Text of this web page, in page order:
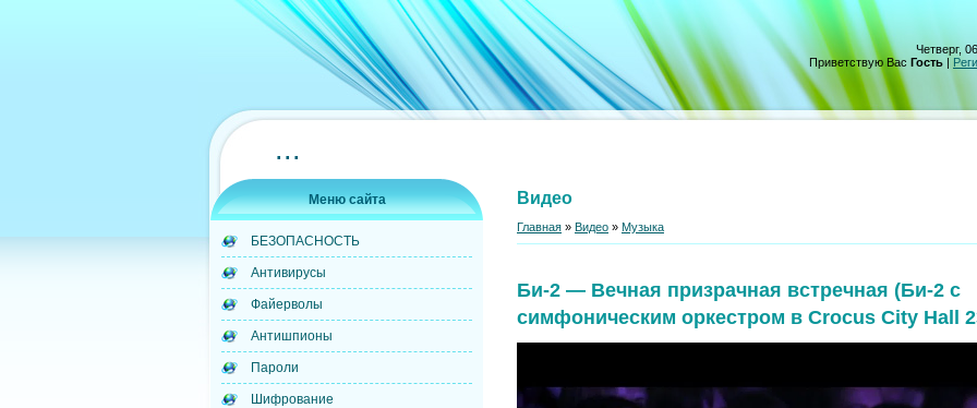
Четверг,
Приветствую Вас Гость |
...
Меню сайта
БЕЗОПАСНОСТЬ
Антивирусы
Файерволы
Антишпионы
Пароли
Шифрование
Видео
Главная » Видео » Музыка
Би-2 — Вечная призрачная встречная (Би-2 с
симфоническим оркестром в Crocus City Hall